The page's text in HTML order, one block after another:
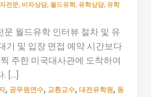
전문, 비자상담, 월드유학, 유학상담, 유학
문 월드유학 인터뷰 절차 및 유
기 및 입장 면접 예약 시간보다
주한 미국대사관에 도착하여
. […]
, 공무원연수, 교환교수, 대전유학원 , 동